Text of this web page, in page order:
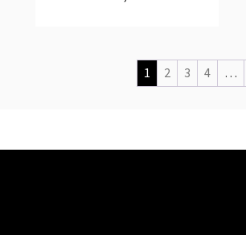
1 2 3 4 …